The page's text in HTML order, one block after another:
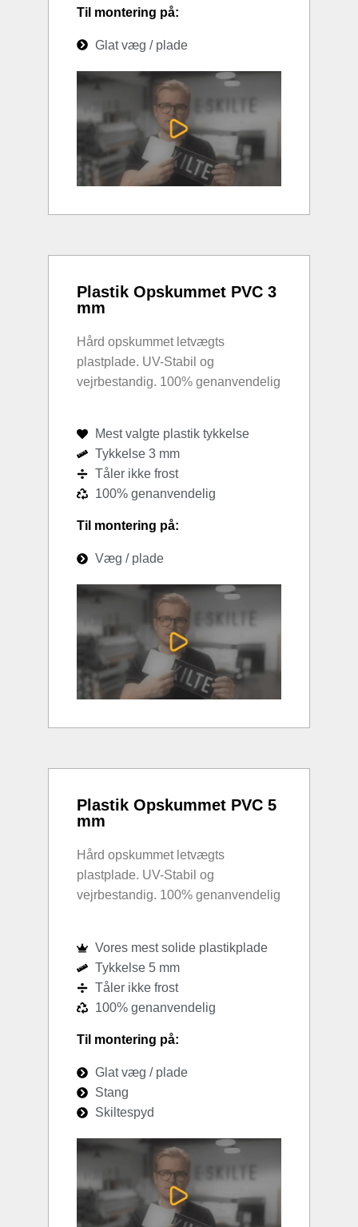
Til montering på:
Glat væg / plade
Plastik Opskummet PVC 3
mm
Hård opskummet letvægts
plastplade. UV-Stabil og
vejrbestandig. 100% genanvendelig
Mest valgte plastik tykkelse
Tykkelse 3 mm
Tåler ikke frost
100% genanvendelig
Til montering på:
Væg / plade
Plastik Opskummet PVC 5
mm
Hård opskummet letvægts
plastplade. UV-Stabil og
vejrbestandig. 100% genanvendelig
Vores mest solide plastikplade
Tykkelse 5 mm
Tåler ikke frost
100% genanvendelig
Til montering på:
Glat væg / plade
Stang
Skiltespyd